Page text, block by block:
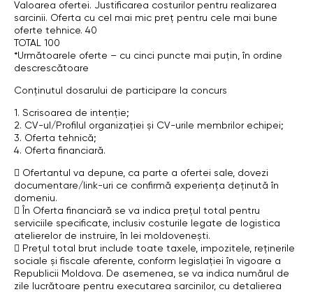
Valoarea ofertei. Justificarea costurilor pentru realizarea
sarcinii. Oferta cu cel mai mic preț pentru cele mai bune
oferte tehnice. 40
TOTAL 100
*Următoarele oferte – cu cinci puncte mai puțin, în ordine
descrescătoare
Conținutul dosarului de participare la concurs
1. Scrisoarea de intenție;
2. CV-ul/Profilul organizației și CV-urile membrilor echipei;
3. Oferta tehnică;
4. Oferta financiară.
 Ofertantul va depune, ca parte a ofertei sale, dovezi
documentare/link-uri ce confirmă experiența deținută în
domeniu.
 În Oferta financiară se va indica prețul total pentru
serviciile specificate, inclusiv costurile legate de logistica
atelierelor de instruire, în lei moldovenești.
 Prețul total brut include toate taxele, impozitele, reținerile
sociale și fiscale aferente, conform legislației în vigoare a
Republicii Moldova. De asemenea, se va indica numărul de
zile lucrătoare pentru executarea sarcinilor, cu detalierea